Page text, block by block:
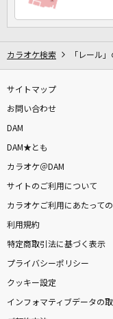
カラオケ検索 「レール
サイトマップ
お問い合わせ
DAM
DAM★とも
カラオケ＠DAM
サイトのご利用について
カラオケご利用にあたって
利用規約
特定商取引法に基づく表示
プライバシーポリシー
クッキー設定
インフォマティブデータの